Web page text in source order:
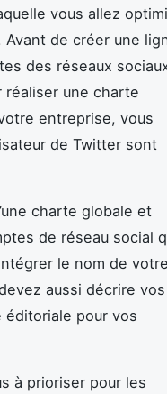
vous allez
de créer une
des réseaux
réaliser une charte
entreprise, vous
de Twitter sont
charte globale et
de réseau social
le nom de votre
aussi décrire vos
pour vos
à prioriser pour les